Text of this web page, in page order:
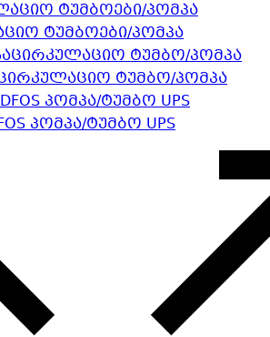
ტუმბოები/პომპა
ტუმბო/პომპა
პომპა/ტუმბო UPS